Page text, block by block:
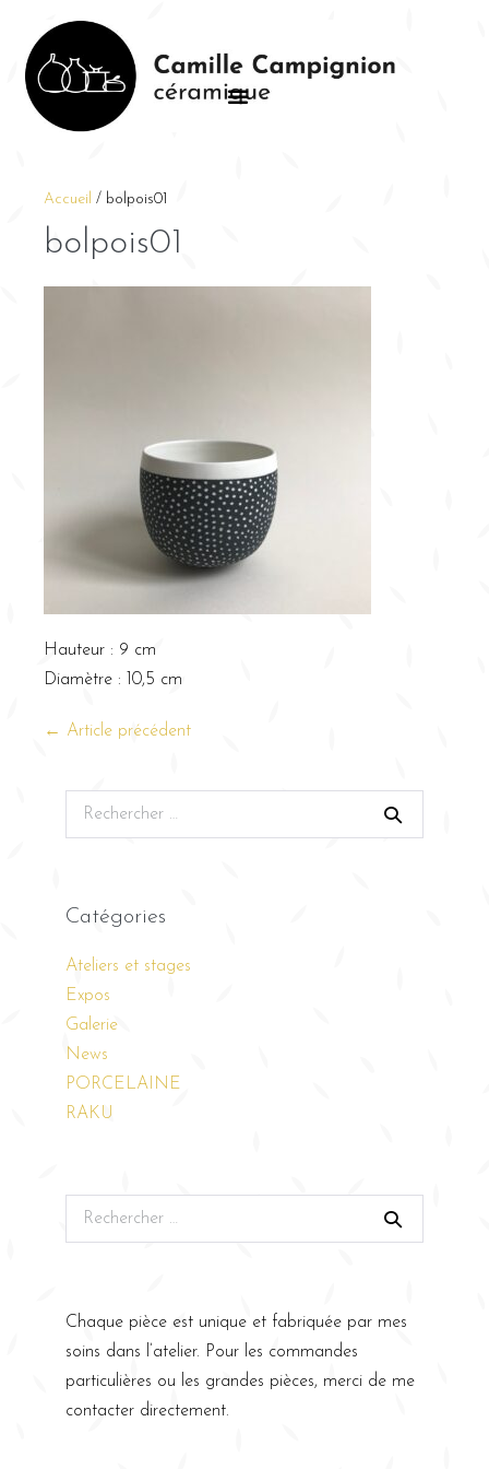
Accueil / bolpois01
bolpois01
Hauteur : 9 cm
Diamètre : 10,5 cm
← Article précédent
Catégories
Ateliers et stages
Expos
Galerie
News
PORCELAINE
RAKU
Chaque pièce est unique et fabriquée par mes
soins dans l’atelier. Pour les commandes
particulières ou les grandes pièces, merci de me
contacter directement.